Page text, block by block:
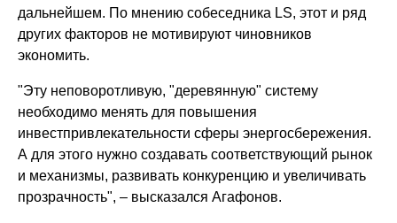
дальнейшем. По мнению собеседника LS, этот и ряд
других факторов не мотивируют чиновников
экономить.
"Эту неповоротливую, "деревянную" систему
необходимо менять для повышения
инвестпривлекательности сферы энергосбережения.
А для этого нужно создавать соответствующий рынок
и механизмы, развивать конкуренцию и увеличивать
прозрачность", – высказался Агафонов.